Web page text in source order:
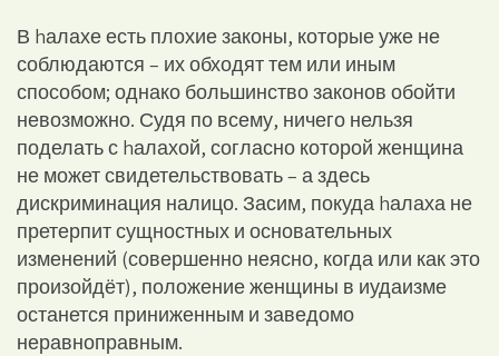
В hалахе есть плохие законы, которые уже не
соблюдаются – их обходят тем или иным
способом; однако большинство законов обойти
невозможно. Судя по всему, ничего нельзя
поделать с hалахой, согласно которой женщина
не может свидетельствовать – а здесь
дискриминация налицо. Засим, покуда hалаха не
претерпит сущностных и основательных
изменений (совершенно неясно, когда или как это
произойдёт), положение женщины в иудаизме
останется приниженным и заведомо
неравноправным.